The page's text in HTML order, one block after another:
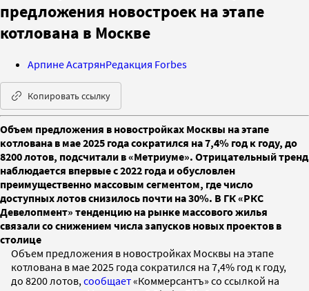
предложения новостроек на этапе
котлована в Москве
Арпине АсатрянРедакция Forbes
Копировать ссылку
Объем предложения в новостройках Москвы на этапе
котлована в мае 2025 года сократился на 7,4% год к году, до
8200 лотов, подсчитали в «Метриуме». Отрицательный тренд
наблюдается впервые с 2022 года и обусловлен
преимущественно массовым сегментом, где число
доступных лотов снизилось почти на 30%. В ГК «РКС
Девелопмент» тенденцию на рынке массового жилья
связали со снижением числа запусков новых проектов в
столице
Объем предложения в новостройках Москвы на этапе
котлована в мае 2025 года сократился на 7,4% год к году,
до 8200 лотов, сообщает«Коммерсантъ» со ссылкой на